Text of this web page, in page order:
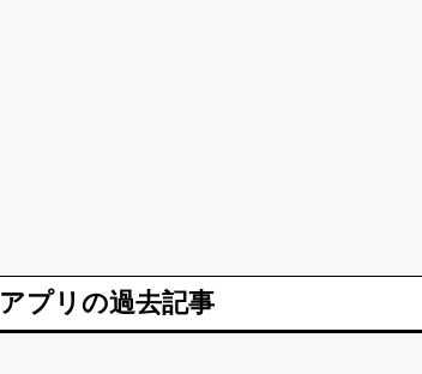
アプリの過去記事